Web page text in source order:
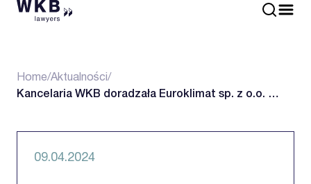
Home/Aktualności /
Kancelaria WKB doradzała Euroklimat sp. z o.o. …
09.04.2024